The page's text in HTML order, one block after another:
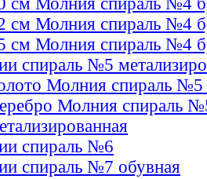
см Молния спираль №4
см Молния спираль №4
спираль №5
Молния спираль №5
Молния спираль
спираль №6
спираль №7 обувная